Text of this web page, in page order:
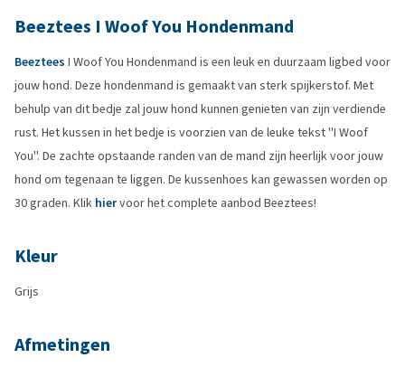
Beeztees I Woof You Hondenmand
Beeztees I Woof You Hondenmand is een leuk en duurzaam ligbed voor
jouw hond. Deze hondenmand is gemaakt van sterk spijkerstof. Met
behulp van dit bedje zal jouw hond kunnen genieten van zijn verdiende
rust. Het kussen in het bedje is voorzien van de leuke tekst ''I Woof
You''. De zachte opstaande randen van de mand zijn heerlijk voor jouw
hond om tegenaan te liggen. De kussenhoes kan gewassen worden op
30 graden. Klik hiervoor het complete aanbod Beeztees!
Kleur
Grijs
Afmetingen